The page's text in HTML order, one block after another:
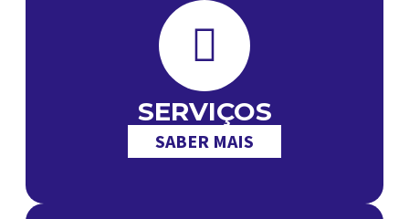
SERVIÇOS
SABER MAIS